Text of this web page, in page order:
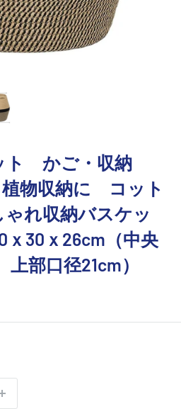
ト かご・収納
植物収納に コット
れ収納バスケッ
ｘ30ｘ26cm（中央
部口径21cm）